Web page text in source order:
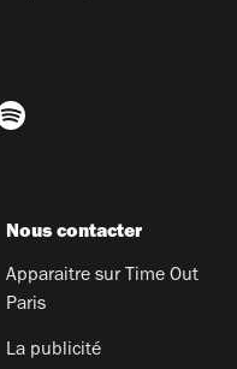
Nous contacter
Apparaitre sur Time Out
Paris
La publicité